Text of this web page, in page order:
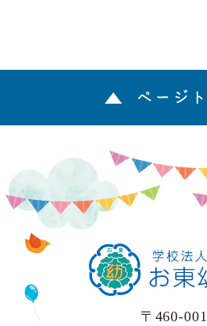
ページ
〒460-